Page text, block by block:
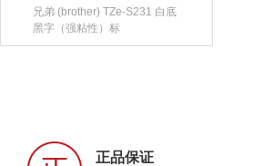
兄弟 (brother) TZe-S231 白底
黑字（强粘性）标
正品保证